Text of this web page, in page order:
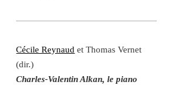
Cécile Reynaud et Thomas Vernet
(dir.)
Charles-Valentin Alkan, le piano